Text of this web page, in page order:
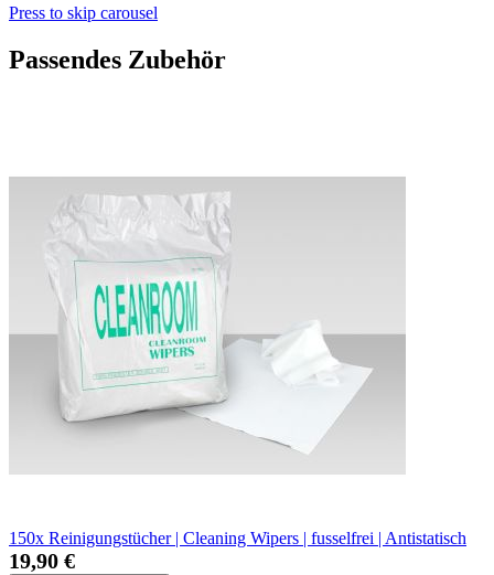
Press to skip carousel
Passendes Zubehör
150x Reinigungstücher | Cleaning Wipers | fusselfrei | Antistatisch
19,90 €